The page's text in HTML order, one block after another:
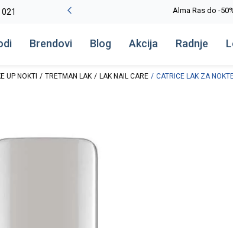
Alma Ras do -
Brendovi Blog Akcija Radnje
UP NOKTI TRETMAN LAK LAK NAIL CARE CATRICE LAK ZA